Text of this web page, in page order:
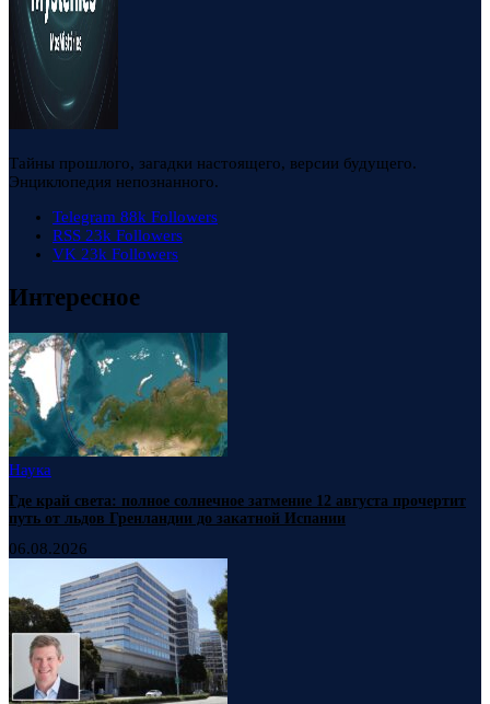
Тайны прошлого, загадки настоящего, версии будущего.
Энциклопедия непознанного.
Telegram 88k Followers
RSS 23k Followers
VK 23k Followers
Интересное
Наука
Где край света: полное солнечное затмение 12 августа прочертит
путь от льдов Гренландии до закатной Испании
06.08.2026